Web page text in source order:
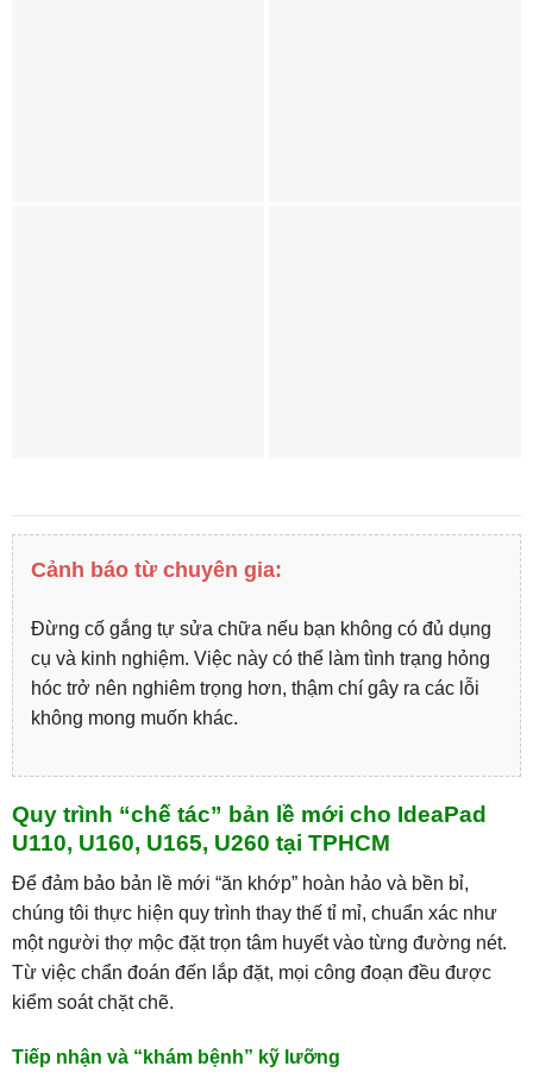
Cảnh báo từ chuyên gia:
Đừng cố gắng tự sửa chữa nếu bạn không có đủ dụng
cụ và kinh nghiệm. Việc này có thể làm tình trạng hỏng
hóc trở nên nghiêm trọng hơn, thậm chí gây ra các lỗi
không mong muốn khác.
Quy trình “chế tác” bản lề mới cho IdeaPad
U110, U160, U165, U260 tại TPHCM
Để đảm bảo bản lề mới “ăn khớp” hoàn hảo và bền bỉ,
chúng tôi thực hiện quy trình thay thế tỉ mỉ, chuẩn xác như
một người thợ mộc đặt trọn tâm huyết vào từng đường nét.
Từ việc chẩn đoán đến lắp đặt, mọi công đoạn đều được
kiểm soát chặt chẽ.
Tiếp nhận và “khám bệnh” kỹ lưỡng